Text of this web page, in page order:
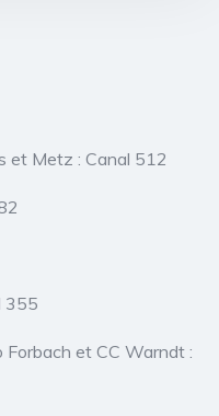
et Metz : Canal 512
355
Forbach et CC Warndt :